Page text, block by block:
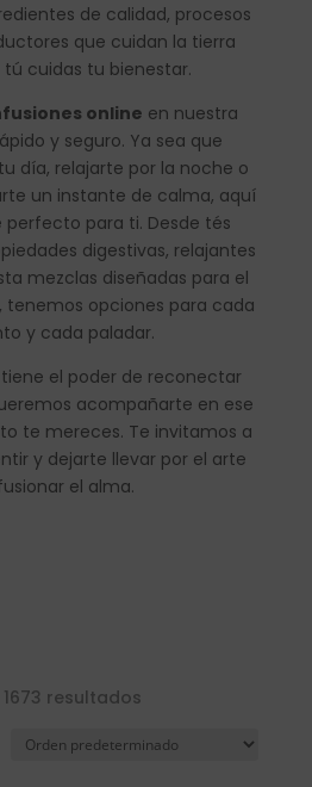
de calidad, procesos
que cuidan la tierra
cuidas tu bienestar.
online en nuestra
y seguro. Ya sea que
día, relajarte por la noche o
un instante de calma, aquí
para ti. Desde tés
digestivas, relajantes
mezclas diseñadas para el
opciones para cada
y cada paladar.
el poder de reconectar
acompañarte en ese
te mereces. Te invitamos a
y dejarte llevar por el arte
el alma.
resultados